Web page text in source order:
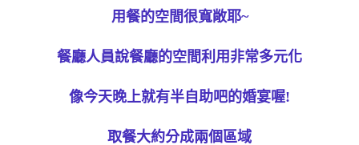
用餐的空間很寬敞耶~
餐廳人員說餐廳的空間利用非常多元化
像今天晚上就有半自助吧的婚宴喔!
取餐大約分成兩個區域